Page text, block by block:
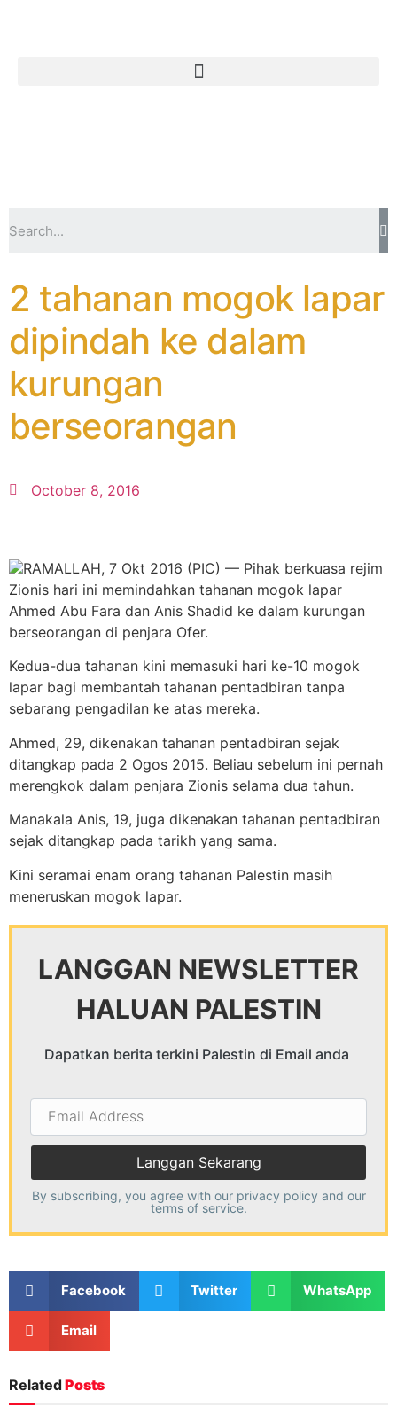
2 tahanan mogok lapar
dipindah ke dalam
kurungan
berseorangan
October 8, 2016
RAMALLAH, 7 Okt 2016 (PIC) — Pihak berkuasa rejim
Zionis hari ini memindahkan tahanan mogok lapar
Ahmed Abu Fara dan Anis Shadid ke dalam kurungan
berseorangan di penjara Ofer.
Kedua-dua tahanan kini memasuki hari ke-10 mogok
lapar bagi membantah tahanan pentadbiran tanpa
sebarang pengadilan ke atas mereka.
Ahmed, 29, dikenakan tahanan pentadbiran sejak
ditangkap pada 2 Ogos 2015. Beliau sebelum ini pernah
merengkok dalam penjara Zionis selama dua tahun.
Manakala Anis, 19, juga dikenakan tahanan pentadbiran
sejak ditangkap pada tarikh yang sama.
Kini seramai enam orang tahanan Palestin masih
meneruskan mogok lapar.
LANGGAN NEWSLETTER
HALUAN PALESTIN
Dapatkan berita terkini Palestin di Email anda
Email
Address
By subscribing, you agree with our privacy policy and our
terms of service.
Facebook Twitter WhatsApp
Email
RelatedPosts